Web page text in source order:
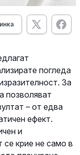
погледа
За
позволяват
– от едва
ефект.
и
крие не само в